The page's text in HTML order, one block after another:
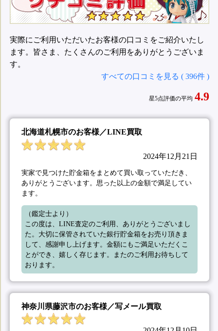
実際にご利用いただいたお客様の口コミをご紹介いたし
ます。皆さま、たくさんのご利用をありがとうございま
す。
すべての口コミを見る ( 396件 )
星5点評価の平均 4.9
北海道札幌市のお客様／LINE買取
2024年12月21日
実家で見つけた貯金箱をまとめて買い取っていただき、
ありがとうございます。思った以上の金額で満足してい
ます。
（鑑定士より）
この度は、LINE査定のご利用、ありがとうございまし
た。大切に保管されていた銀行貯金箱をお売り頂きま
して、感謝申し上げます。金額にもご満足いただくこ
とができ、嬉しく存じます。またのご利用お待ちして
おります。
神奈川県藤沢市のお客様／写メール買取